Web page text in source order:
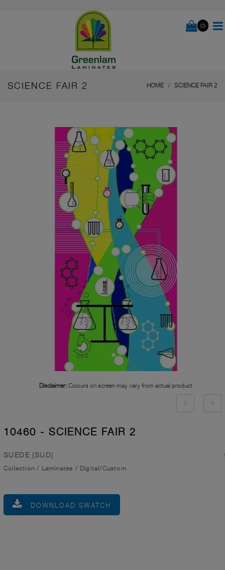
(0)
SCIENCE FAIR 2 HOME SCIENCE FAIR 2
Disclaimer: Colours on screen may vary from actual product
10460 - SCIENCE FAIR 2
SUEDE (SUD)
Collection / Laminates / Digital/Custom
DOWNLOAD SWATCH